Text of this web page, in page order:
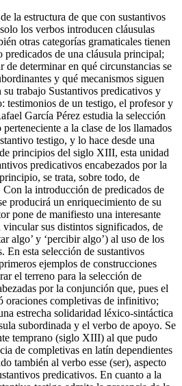
la estructura de que con sustantivos
los verbos introducen cláusulas
otras categorías gramaticales tienen
predicados de una cláusula principal;
de determinar en qué circunstancias se
y qué mecanismos siguen
su trabajo Sustantivos predicativos y
testimonios de un testigo, el profesor y
García Pérez estudia la selección
a la clase de los llamados
testigo, y lo hace desde una
principios del siglo XIII, esta unidad
predicativos encabezados por la
se trata, sobre todo, de
la introducción de predicados de
producirá un enriquecimiento de su
pone de manifiesto una interesante
vincular sus distintos significados, de
algo’ y ‘percibir algo’) al uso de los
En esta selección de sustantivos
ejemplos de construcciones
el terreno para la selección de
por la conjunción que, pues el
oraciones completivas de infinitivo;
estrecha solidaridad léxico-sintáctica
subordinada y el verbo de apoyo. Se
temprano (siglo XIII) al que pudo
de completivas en latín dependientes
también al verbo esse (ser), aspecto
predicativos. En cuanto a la